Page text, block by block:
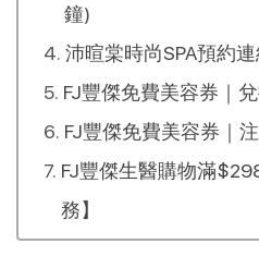
鐘)
沛暄棠時尚SPA預約
FJ豐傑免費美容券｜
FJ豐傑免費美容券｜
FJ豐傑生醫購物滿
務】